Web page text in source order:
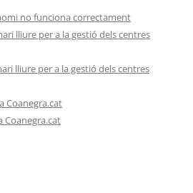
no funciona correctament
lliure per a la gestió dels centres
lliure per a la gestió dels centres
Coanegra.cat
Coanegra.cat